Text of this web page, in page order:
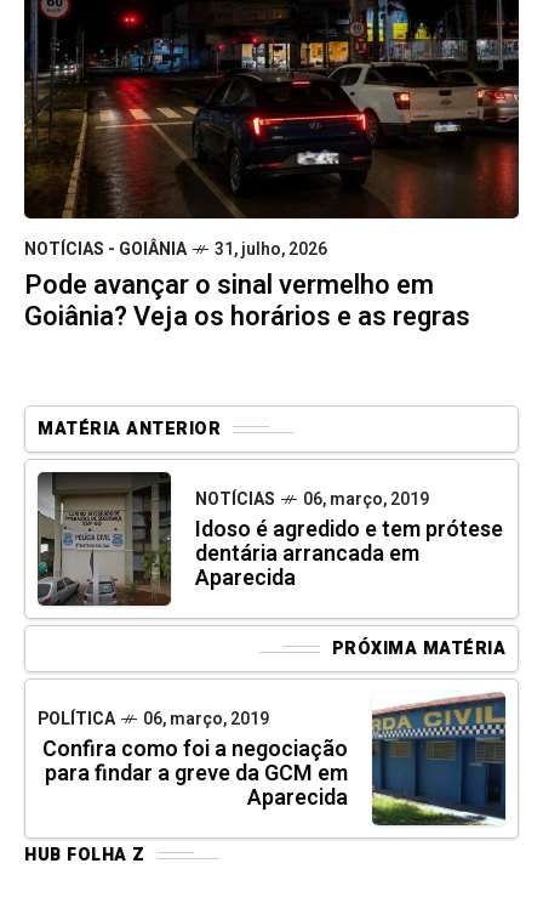
NOTÍCIAS - GOIÂNIA 31, julho, 2026
Pode avançar o sinal vermelho em
Goiânia? Veja os horários e as regras
MATÉRIA ANTERIOR
NOTÍCIAS 06, março, 2019
Idoso é agredido e tem prótese
dentária arrancada em
Aparecida
PRÓXIMA MATÉRIA
POLÍTICA 06, março, 2019
Confira como foi a negociação
para findar a greve da GCM em
Aparecida
HUB FOLHA Z